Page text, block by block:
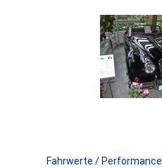
Fahrwerte / Performance